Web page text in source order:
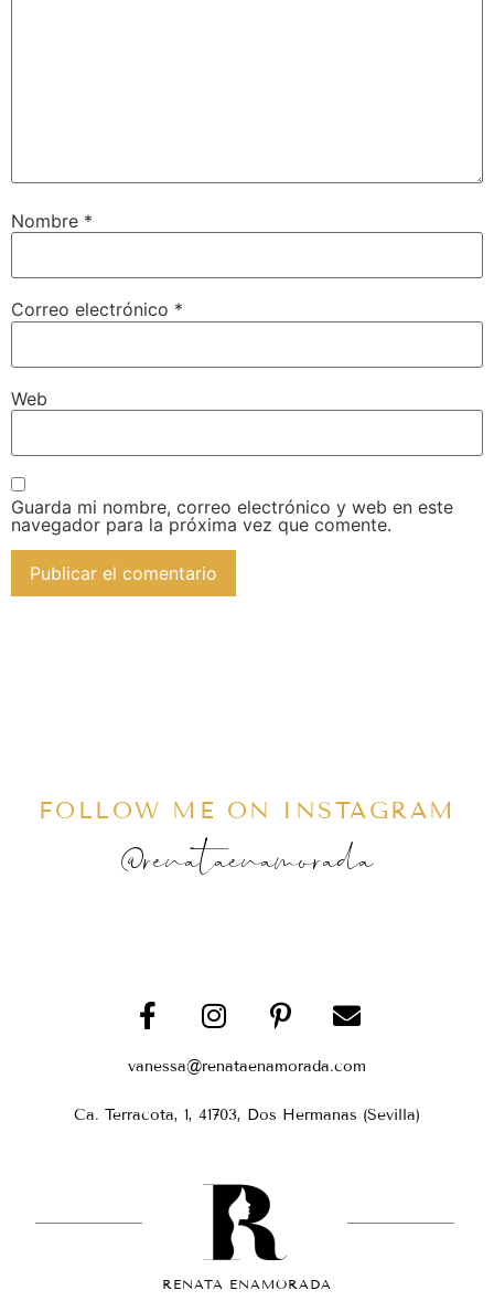
Nombre *
Correo electrónico *
Web
Guarda mi nombre, correo electrónico y web en este
navegador para la próxima vez que comente.
FOLLOW ME ON INSTAGRAM
@renataenamorada
vanessa@renataenamorada.com
Ca. Terracota, 1, 41703, Dos Hermanas (Sevilla)
RENATA ENAMORADA